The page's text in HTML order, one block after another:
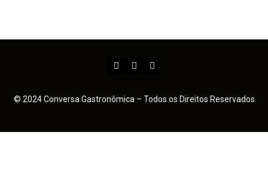
© 2024 Conversa Gastronômica – Todos os Direitos Reservados